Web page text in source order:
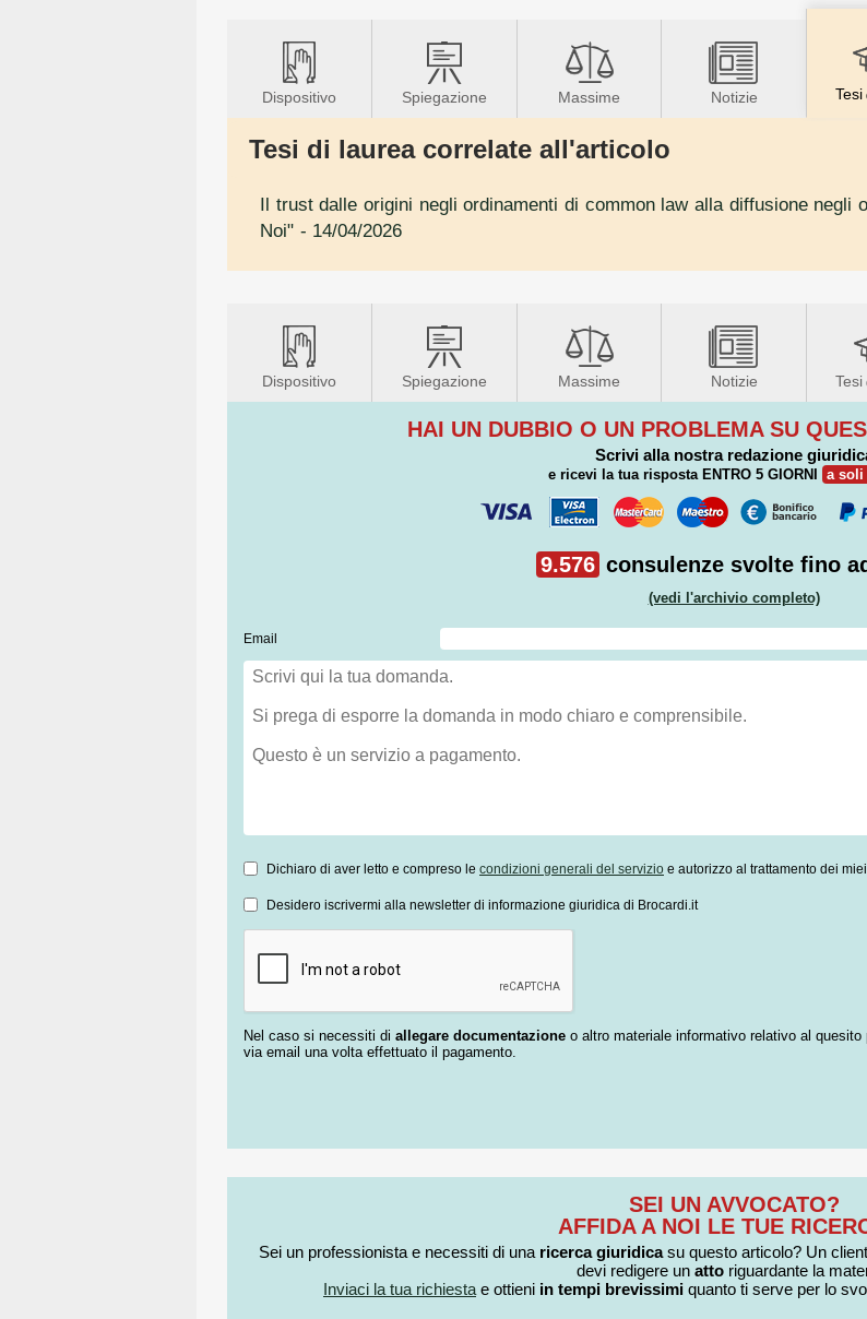
Dispositivo Spiegazione Massime Notizie Tesi
Tesi di laurea correlate all'articolo
Il trust dalle origini negli ordinamenti di common law alla diffusione negli
Noi" - 14/04/2026
Dispositivo Spiegazione Massime Notizie Tesi
HAI UN DUBBIO O UN PROBLEMA SU
Scrivi alla nostra redazione
e ricevi la tua risposta ENTRO 5 GIORNI a soli
9.576 consulenze svolte fino
(vedi l'archivio completo)
Email
Dichiaro di aver letto e compreso le condizioni generali del servizio e autorizzo al trattamento dei
Desidero iscrivermi alla newsletter di informazione giuridica di Brocardi.it
Nel caso si necessiti di allegare documentazione o altro materiale informativo relativo al
via email una volta effettuato il pagamento.
SEI UN AVVOCATO?
AFFIDA A NOI LE TUE
Sei un professionista e necessiti di una ricerca giuridicasu questo articolo? Un
devi redigere un atto riguardante la
Inviaci la tua richiestae ottieni in tempi brevissimi quanto ti serve per lo